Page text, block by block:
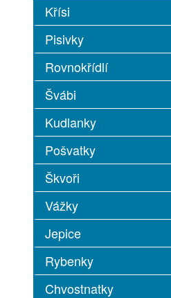
Křísi
Pisivky
Rovnokřídlí
Švábi
Kudlanky
Pošvatky
Škvoři
Vážky
Jepice
Rybenky
Chvostnatky